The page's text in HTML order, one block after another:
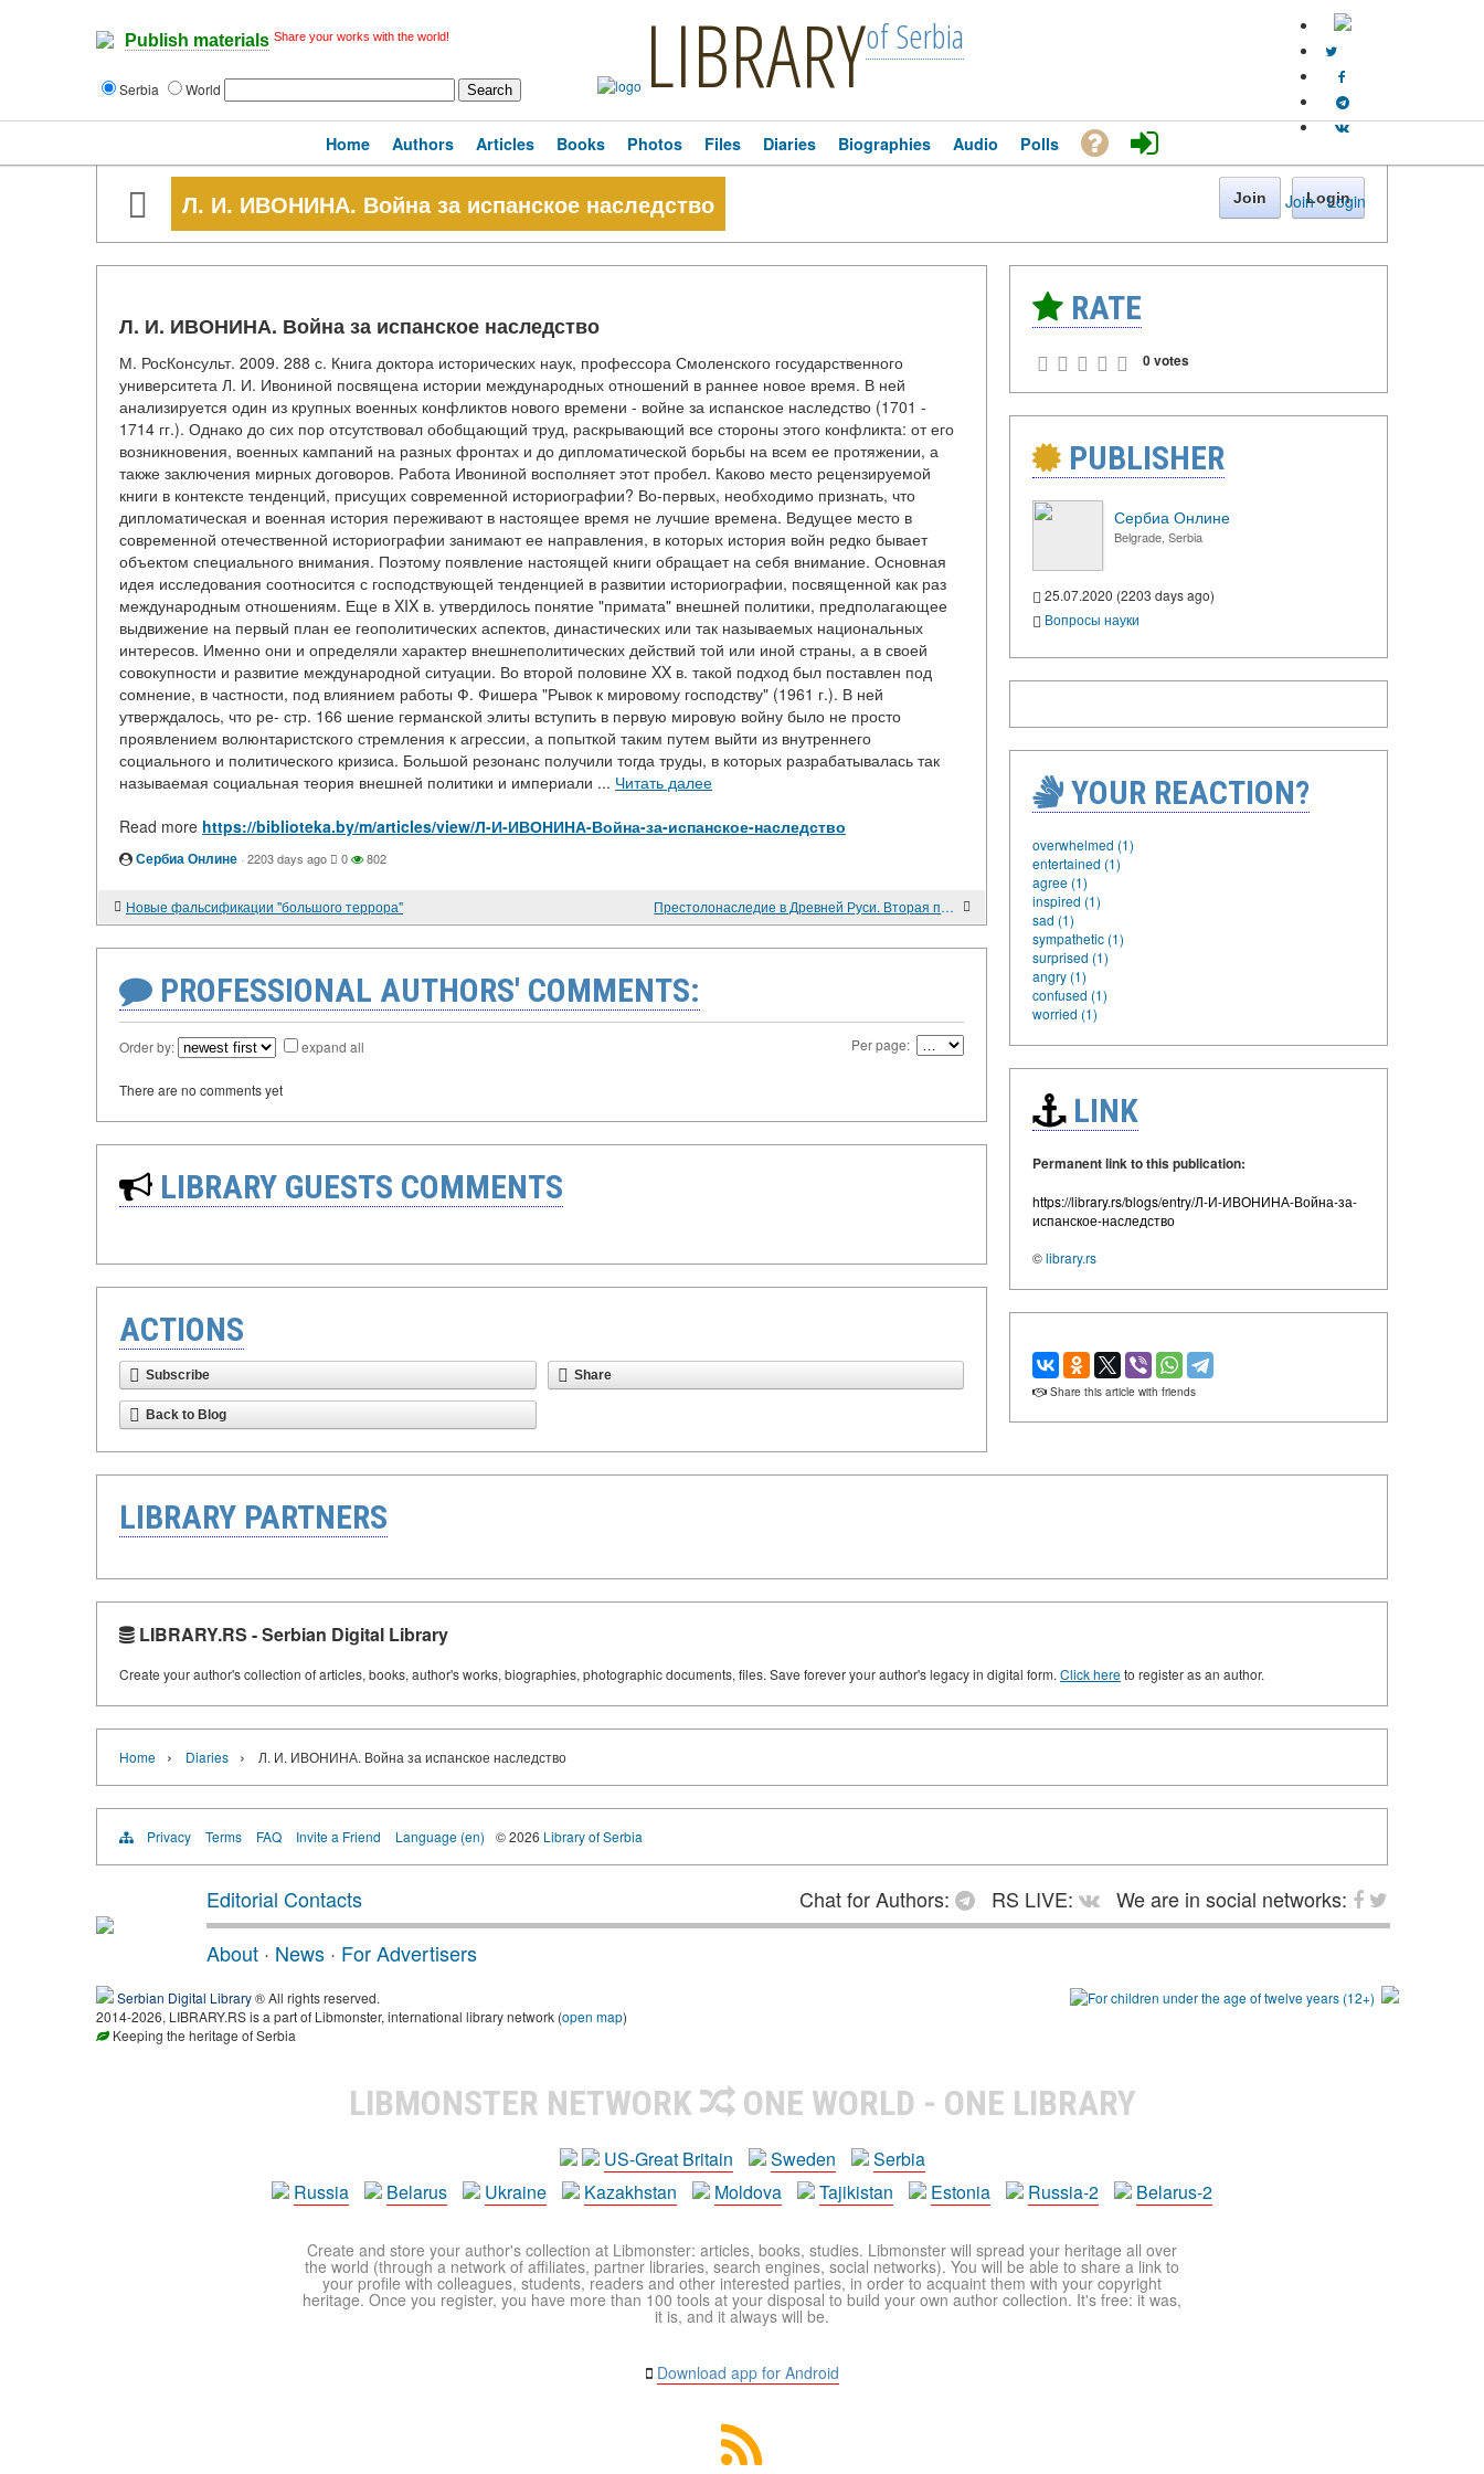
Publish materials Share your works with the world!
Serbia World LIBRARYof Serbia
Join · Login
Home Authors Articles Books Photos Files Diaries Biographies Audio Polls
Л. И. ИВОНИНА. Война за испанское наследство Join Login
Л. И. ИВОНИНА. Война за испанское наследство
М. РосКонсульт. 2009. 288 с. Книга доктора исторических наук, профессора Смоленского государственного
университета Л. И. Ивониной посвящена истории международных отношений в раннее новое время. В ней
анализируется один из крупных военных конфликтов нового времени - войне за испанское наследство (1701 -
1714 гг.). Однако до сих пор отсутствовал обобщающий труд, раскрывающий все стороны этого конфликта: от его
возникновения, военных кампаний на разных фронтах и до дипломатической борьбы на всем ее протяжении, а
также заключения мирных договоров. Работа Ивониной восполняет этот пробел. Каково место рецензируемой
книги в контексте тенденций, присущих современной историографии? Во-первых, необходимо признать, что
дипломатическая и военная история переживают в настоящее время не лучшие времена. Ведущее место в
современной отечественной историографии занимают ее направления, в которых история войн редко бывает
объектом специального внимания. Поэтому появление настоящей книги обращает на себя внимание. Основная
идея исследования соотносится с господствующей тенденцией в развитии историографии, посвященной как раз
международным отношениям. Еще в XIX в. утвердилось понятие "примата" внешней политики, предполагающее
выдвижение на первый план ее геополитических аспектов, династических или так называемых национальных
интересов. Именно они и определяли характер внешнеполитических действий той или иной страны, а в своей
совокупности и развитие международной ситуации. Во второй половине XX в. такой подход был поставлен под
сомнение, в частности, под влиянием работы Ф. Фишера "Рывок к мировому господству" (1961 г.). В ней
утверждалось, что ре- стр. 166 шение германской элиты вступить в первую мировую войну было не просто
проявлением волюнтаристского стремления к агрессии, а попыткой таким путем выйти из внутреннего
социального и политического кризиса. Большой резонанс получили тогда труды, в которых разрабатывалась так
называемая социальная теория внешней политики и империали ... Читать далее
Read more https://biblioteka.by/m/articles/view/Л-И-ИВОНИНА-Война-за-испанское-наследство
Сербиа Онлине · 2203 days ago 0 802
Новые фальсификации "большого террора" Престолонаследие в Древней Руси. Вторая половина IX - середина XI в.
PROFESSIONAL AUTHORS' COMMENTS:
Order by: expand all Per page:
There are no comments yet
LIBRARY GUESTS COMMENTS
ACTIONS
Subscribe Share
Back to Blog
RATE
0 votes
PUBLISHER
Сербиа Онлине
Belgrade, Serbia
25.07.2020 (2203 days ago)
Вопросы науки
YOUR REACTION?
overwhelmed (1)
entertained (1)
agree (1)
inspired (1)
sad (1)
sympathetic (1)
surprised (1)
angry (1)
confused (1)
worried (1)
LINK
Permanent link to this publication:
https://library.rs/blogs/entry/Л-И-ИВОНИНА-Война-за-
испанское-наследство
©library.rs
Share this article with friends
LIBRARY PARTNERS
LIBRARY.RS - Serbian Digital Library
Create your author's collection of articles, books, author's works, biographies, photographic documents, files. Save forever your author's legacy in digital form. Click hereto register as an author.
Home › Diaries › Л. И. ИВОНИНА. Война за испанское наследство
Privacy Terms FAQ Invite a Friend Language (en) © 2026 Library of Serbia
Editorial Contacts Chat for Authors: RS LIVE:
We are in social networks:
About · News · For Advertisers
Serbian Digital Library® All rights reserved.
2014-2026, LIBRARY.RS is a part of Libmonster, international library network (open map)
Keeping the heritage of Serbia
LIBMONSTER NETWORK ONE WORLD - ONE LIBRARY
US-Great Britain Sweden
Serbia
Russia
Belarus Ukraine Kazakhstan Moldova Tajikistan Estonia Russia-2 Belarus-2
Create and store your author's collection at Libmonster: articles, books, studies. Libmonster will spread your heritage all over
the world (through a network of affiliates, partner libraries, search engines, social networks). You will be able to share a link to
your profile with colleagues, students, readers and other interested parties, in order to acquaint them with your copyright
heritage. Once you register, you have more than 100 tools at your disposal to build your own author collection. It's free: it was,
it is, and it always will be.
Download app for Android